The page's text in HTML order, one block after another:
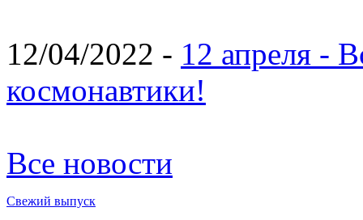
12/04/2022 - 12 апреля -
космонавтики!
Все новости
Свежий выпуск